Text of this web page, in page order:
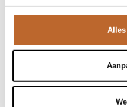
Alles
Fit
Size model
Product details
Product name
Product number
orders are sent with a track
track your parcel. If you